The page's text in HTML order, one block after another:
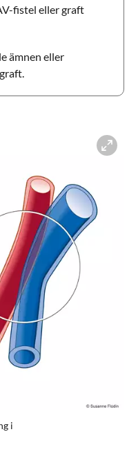
fistel eller graft
ämnen eller
i